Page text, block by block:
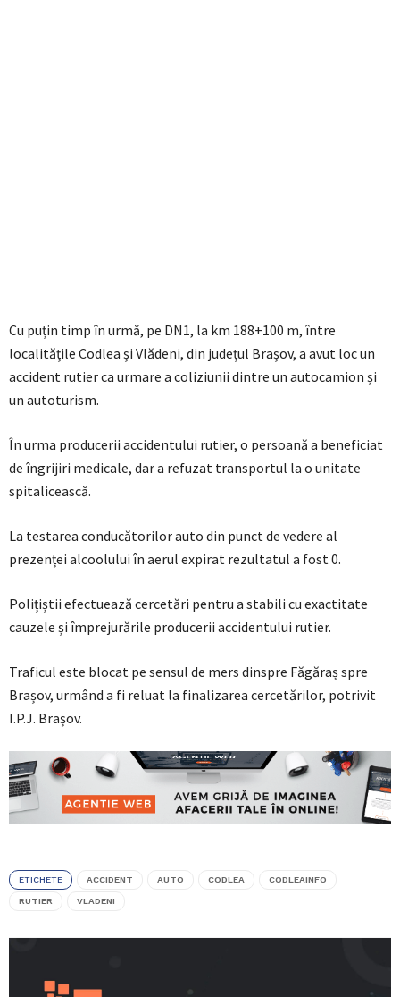
Cu puțin timp în urmă, pe DN1, la km 188+100 m, între
localitățile Codlea și Vlădeni, din județul Brașov, a avut loc un
accident rutier ca urmare a coliziunii dintre un autocamion și
un autoturism.
În urma producerii accidentului rutier, o persoană a beneficiat
de îngrijiri medicale, dar a refuzat transportul la o unitate
spitalicească.
La testarea conducătorilor auto din punct de vedere al
prezenței alcoolului în aerul expirat rezultatul a fost 0.
Polițiștii efectuează cercetări pentru a stabili cu exactitate
cauzele și împrejurările producerii accidentului rutier.
Traficul este blocat pe sensul de mers dinspre Făgăraș spre
Brașov, urmând a fi reluat la finalizarea cercetărilor, potrivit
I.P.J. Brașov.
ETICHETE ACCIDENT AUTO CODLEA CODLEAINFO
RUTIER VLADENI